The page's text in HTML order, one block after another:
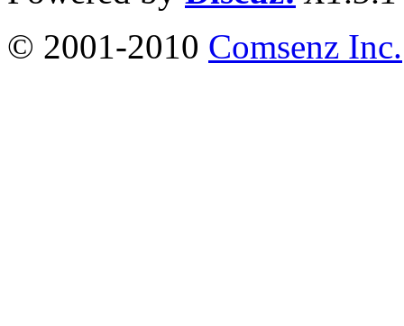
© 2001-2010 Comsenz Inc.